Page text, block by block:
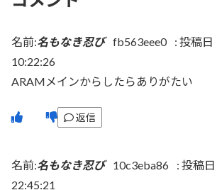
名前:名もなき忍び fb563eee0 : 投稿日
10:22:26
ARAMメインからしたらありがたい
返信
名前:名もなき忍び 10c3eba86 : 投稿
22:45:21